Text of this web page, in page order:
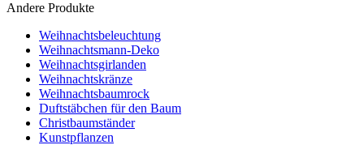
Andere Produkte
Weihnachtsbeleuchtung
Weihnachtsmann-Deko
Weihnachtsgirlanden
Weihnachtskränze
Weihnachtsbaumrock
Duftstäbchen für den Baum
Christbaumständer
Kunstpflanzen